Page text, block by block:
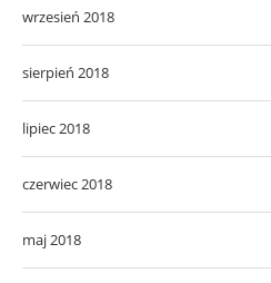
wrzesień 2018
sierpień 2018
lipiec 2018
czerwiec 2018
maj 2018